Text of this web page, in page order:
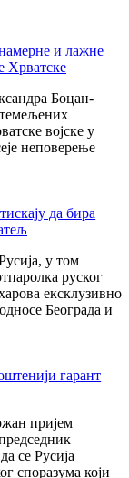
и лажне
Хрватске
Боцан-
војске у
неповерење
да бира
у том
руског
ексклузивно
Београда и
гарант
пријем
се Русија
споразума који